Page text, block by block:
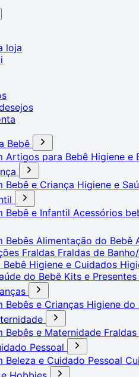
loja
Bebê
Artigos para Bebê Higiene e
Bebê e Criança Higiene e
Bebê e Infantil Acessórios
Bebês Alimentação do Bebê
Fraldas Fraldas de
Bebê Higiene e Cuidados
do Bebê Kits e
Bebês e Crianças Higiene do
Bebês e Maternidade
Pessoal
Beleza e Cuidado Pessoal